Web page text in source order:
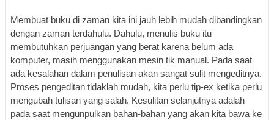
Membuat buku di zaman kita ini jauh lebih mudah dibandingkan
dengan zaman terdahulu. Dahulu, menulis buku itu
membutuhkan perjuangan yang berat karena belum ada
komputer, masih menggunakan mesin tik manual. Pada saat
ada kesalahan dalam penulisan akan sangat sulit mengeditnya.
Proses pengeditan tidaklah mudah, kita perlu tip-ex ketika perlu
mengubah tulisan yang salah. Kesulitan selanjutnya adalah
pada saat mengunpulkan bahan-bahan yang akan kita bawa ke